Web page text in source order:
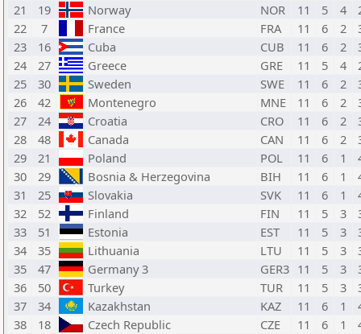
21
19 Norway NOR 11 5 4
22
7 France FRA 11 6 2
23
16 Cuba CUB 11 6 2
24
27 Greece GRE 11 5 4
25
30 Sweden SWE 11 6 2
26
42 Montenegro MNE 11 6 2
27
24 Croatia CRO 11 6 2
28
48 Canada CAN 11 6 2
29
21 Poland POL 11 6 1
30
29 Bosnia & Herzegovina BIH 11 6 1
31
25 Slovakia SVK 11 6 1
32
52 Finland FIN 11 5 3
33
51 Estonia EST 11 5 3
34
35 Lithuania LTU 11 5 3
35
47 Germany 3 GER3 11 5 3
36
50 Turkey TUR 11 5 3
37
34 Kazakhstan KAZ 11 6 1
38
18 Czech Republic CZE 11 6 1